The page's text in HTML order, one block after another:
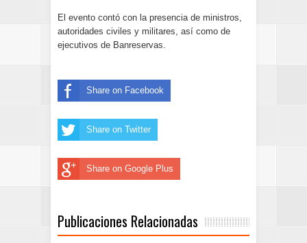
El evento contó con la presencia de ministros,
autoridades civiles y militares, así como de
ejecutivos de Banreservas.
Share on Facebook
Share on Twitter
Share on Google Plus
Publicaciones Relacionadas